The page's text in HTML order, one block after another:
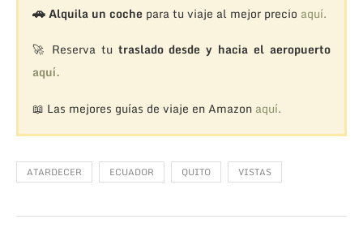
🚗Alquila un coche para tu viaje al mejor precio aquí.
🚀 Reserva tu traslado desde y hacia el aeropuerto
aquí.
📖 Las mejores guías de viaje en Amazon aquí.
ATARDECER ECUADOR QUITO VISTAS